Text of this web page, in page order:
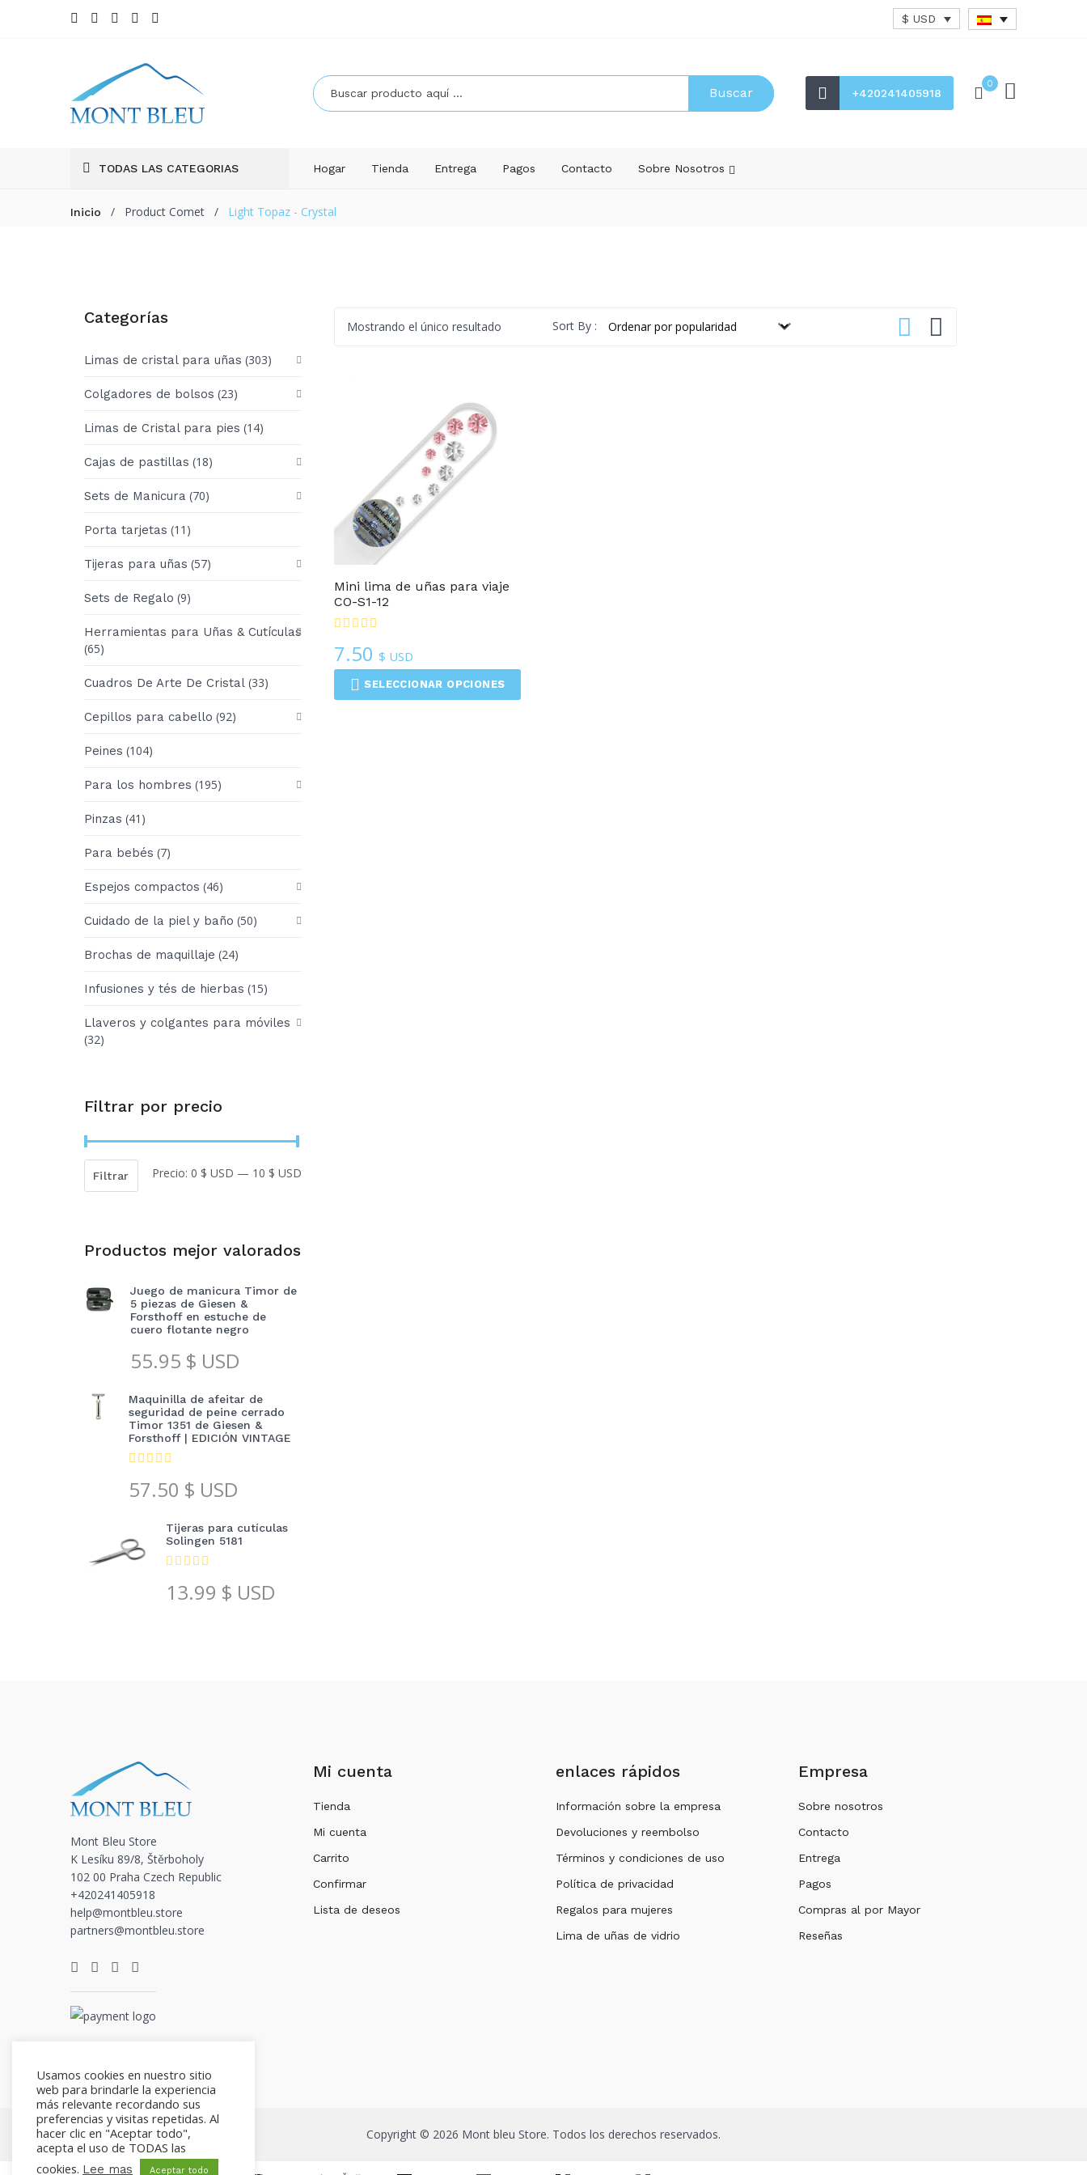
$ USD
Buscar +420241405918
0
TODAS LAS CATEGORIAS Hogar Tienda Entrega Pagos Contacto Sobre Nosotros
Inicio / Product Comet / Light Topaz - Crystal
Categorías
Limas de cristal para uñas (303)
Colgadores de bolsos (23)
Limas de Cristal para pies (14)
Cajas de pastillas (18)
Sets de Manicura (70)
Porta tarjetas (11)
Tijeras para uñas (57)
Sets de Regalo (9)
Herramientas para Uñas & Cutículas
(65)
Cuadros De Arte De Cristal (33)
Cepillos para cabello (92)
Peines (104)
Para los hombres (195)
Pinzas (41)
Para bebés (7)
Espejos compactos (46)
Cuidado de la piel y baño (50)
Brochas de maquillaje (24)
Infusiones y tés de hierbas (15)
Llaveros y colgantes para móviles
(32)
Filtrar por precio
Filtrar Precio: 0 $ USD — 10 $ USD
Productos mejor valorados
Juego de manicura Timor de
5 piezas de Giesen &
Forsthoff en estuche de
cuero flotante negro
55.95 $ USD
Maquinilla de afeitar de
seguridad de peine cerrado
Timor 1351 de Giesen &
Forsthoff | EDICIÓN VINTAGE
57.50 $ USD
Tijeras para cutículas
Solingen 5181
13.99 $ USD
Mostrando el único resultado Sort By :
Mini lima de uñas para viaje
CO-S1-12
7.50 $ USD
SELECCIONAR OPCIONES
Mont Bleu Store
K Lesíku 89/8, Štěrboholy
102 00 Praha Czech Republic
+420241405918
help@montbleu.store
partners@montbleu.store
Mi cuenta
Tienda
Mi cuenta
Carrito
Confirmar
Lista de deseos
enlaces rápidos
Información sobre la empresa
Devoluciones y reembolso
Términos y condiciones de uso
Política de privacidad
Regalos para mujeres
Lima de uñas de vidrio
Empresa
Sobre nosotros
Contacto
Entrega
Pagos
Compras al por Mayor
Reseñas
Copyright © 2026 Mont bleu Store. Todos los derechos reservados.
Usamos cookies en nuestro sitio
web para brindarle la experiencia
más relevante recordando sus
preferencias y visitas repetidas. Al
hacer clic en "Aceptar todo",
acepta el uso de TODAS las
cookies. Lee mas Aceptar todo